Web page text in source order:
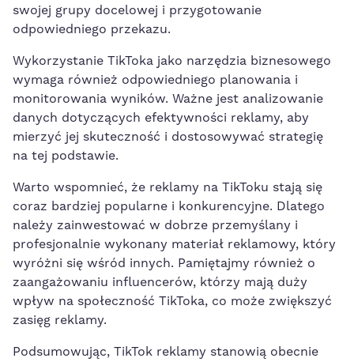
swojej grupy docelowej i przygotowanie
odpowiedniego ‌przekazu.
Wykorzystanie TikToka jako narzędzia ⁢biznesowego
wymaga również odpowiedniego planowania i
monitorowania wyników. ​Ważne ‍jest analizowanie
danych⁣ dotyczących efektywności reklamy, aby
mierzyć jej skuteczność i dostosowywać strategię
na tej podstawie.
Warto wspomnieć, że reklamy na TikToku ‍stają się
coraz bardziej popularne i ‍konkurencyjne. Dlatego
należy zainwestować⁢ w dobrze przemyślany i
profesjonalnie wykonany materiał ‍reklamowy, który
wyróżni się wśród innych. ​Pamiętajmy również o
zaangażowaniu influencerów, którzy mają duży⁤
wpływ na społeczność TikToka, co może zwiększyć
zasięg reklamy.
Podsumowując, TikTok reklamy stanowią obecnie